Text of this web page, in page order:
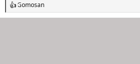
R
e
Gomosan